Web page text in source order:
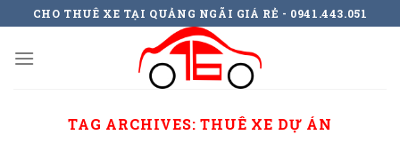
to
content
CHO THUÊ XE TẠI QUẢNG NGÃI GIÁ RẺ - 0941.443.051
TAG ARCHIVES:THUÊ XE DỰ ÁN